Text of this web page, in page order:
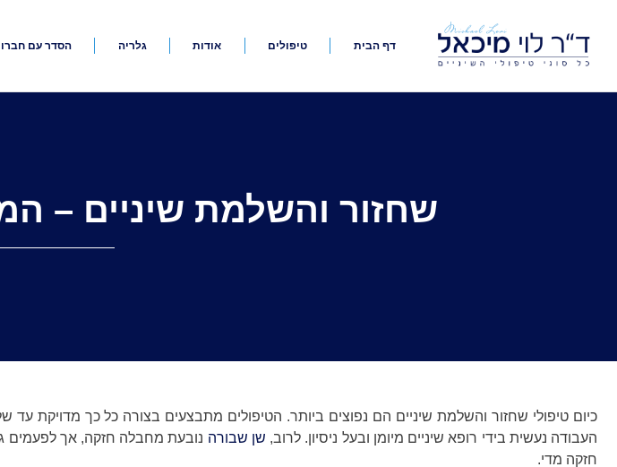
דף הבית טיפולים אודות גלריה הסדר עם
שחזור והשלמת שיניים –
כיום טיפולי שחזור והשלמת שיניים הם נפוצים ביותר. הטיפולים מתבצעים בצורה כל כך מדויקת עד
העבודה נעשית בידי רופא שיניים מיומן ובעל ניסיון. לרוב, שן שבורה נובעת מחבלה חזקה, אך לפעמים
חזקה מדי.